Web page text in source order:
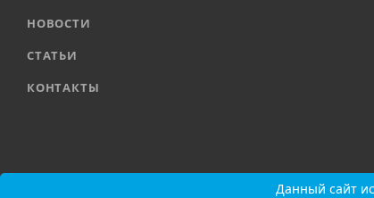
НОВОСТИ
СТАТЬИ
КОНТАКТЫ
Карта сайтаДанный сайт